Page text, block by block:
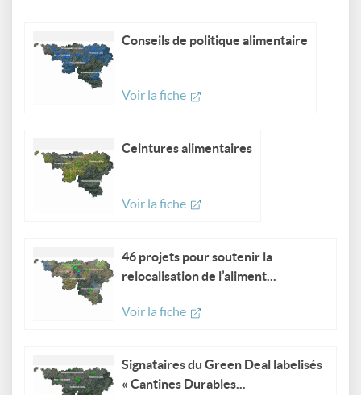
Conseils de politique alimentaire
Voir la fiche
Ceintures alimentaires
Voir la fiche
46 projets pour soutenir la
relocalisation de l’aliment...
Voir la fiche
Signataires du Green Deal labelisés
« Cantines Durables...